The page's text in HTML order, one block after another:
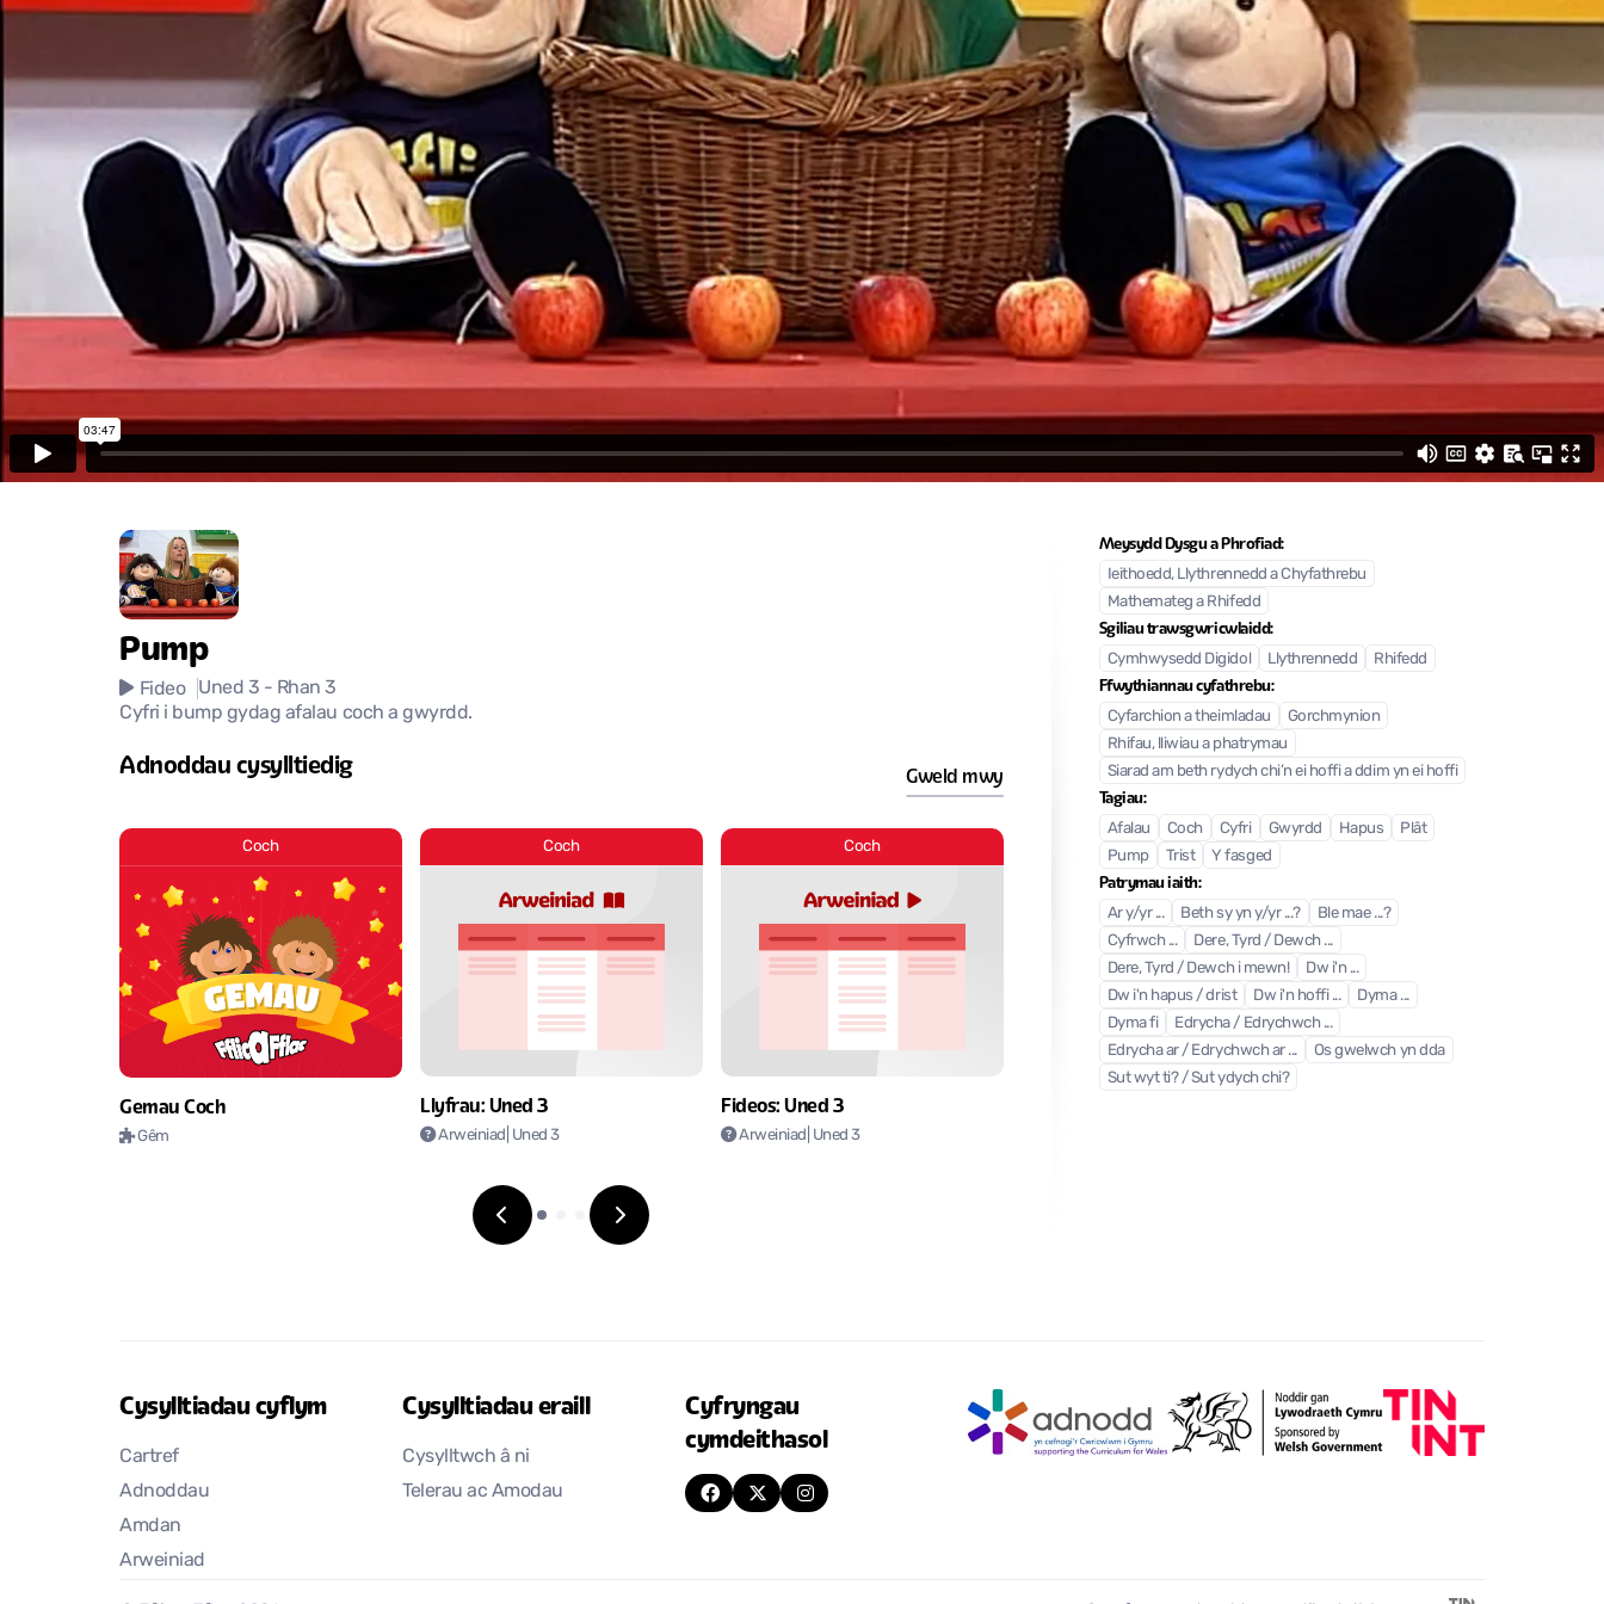
Pump
Fideo Uned 3 - Rhan 3
Cyfri i bump gydag afalau coch a gwyrdd.
Adnoddau cysylltiedig Gweld mwy
Coch
Gemau Coch
Gêm
Coch
Llyfrau: Uned 3
Arweiniad | Uned 3
Coch
Fideos: Uned 3
Arweiniad | Uned 3
Meysydd Dysgu a Phrofiad:
Ieithoedd, Llythrennedd a Chyfathrebu
Mathemateg a Rhifedd
Sgiliau trawsgwricwlaidd:
Cymhwysedd Digidol Llythrennedd Rhifedd
Ffwythiannau cyfathrebu:
Cyfarchion a theimladau
Gorchmynion
Rhifau, lliwiau a phatrymau
Siarad am beth rydych chi’n ei hoffi a ddim yn ei hoffi
Tagiau:
Afalau Coch Cyfri Gwyrdd Hapus
Plât
Pump
Trist Y fasged
Patrymau iaith:
Ar y/yr ... Beth sy yn y/yr ...?
Ble mae ...?
Cyfrwch ...
Dere, Tyrd / Dewch ...
Dere, Tyrd / Dewch i mewn!
Dw i'n ...
Dw i'n hapus / drist
Dw i'n hoffi ...
Dyma ...
Dyma fi
Edrycha / Edrychwch ...
Edrycha ar / Edrychwch ar ...
Os gwelwch yn dda
Sut wyt ti? / Sut ydych chi?
Cysylltiadau cyflym
Cartref
Adnoddau
Amdan
Arweiniad
Cysylltiadau eraill
Cysylltwch â ni
Telerau ac Amodau
Cyfryngau
cymdeithasol